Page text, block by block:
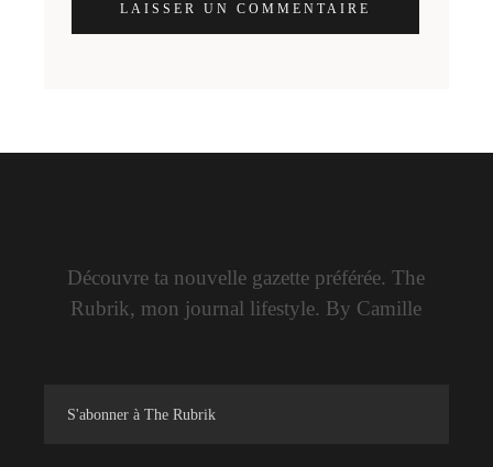
LAISSER UN COMMENTAIRE
Découvre ta nouvelle gazette préférée. The
Rubrik, mon journal lifestyle. By Camille